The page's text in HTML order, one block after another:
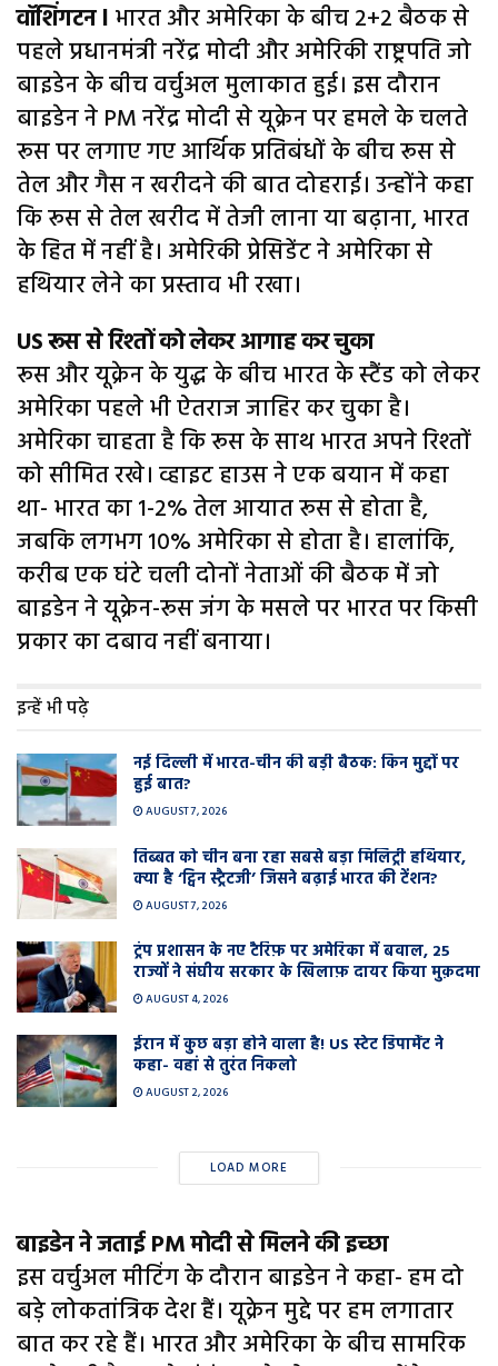
वॉशिंगटन l भारत और अमेरिका के बीच 2+2 बैठक से
पहले प्रधानमंत्री नरेंद्र मोदी और अमेरिकी राष्ट्रपति जो
बाइडेन के बीच वर्चुअल मुलाकात हुई। इस दौरान
बाइडेन ने PM नरेंद्र मोदी से यूक्रेन पर हमले के चलते
रूस पर लगाए गए आर्थिक प्रतिबंधों के बीच रूस से
तेल और गैस न खरीदने की बात दोहराई। उन्होंने कहा
कि रूस से तेल खरीद में तेजी लाना या बढ़ाना, भारत
के हित में नहीं है। अमेरिकी प्रेसिडेंट ने अमेरिका से
हथियार लेने का प्रस्ताव भी रखा।
US रूस से रिश्तों को लेकर आगाह कर चुका
रूस और यूक्रेन के युद्ध के बीच भारत के स्टैंड को लेकर
अमेरिका पहले भी ऐतराज जाहिर कर चुका है।
अमेरिका चाहता है कि रूस के साथ भारत अपने रिश्तों
को सीमित रखे। व्हाइट हाउस ने एक बयान में कहा
था- भारत का 1-2% तेल आयात रूस से होता है,
जबकि लगभग 10% अमेरिका से होता है। हालांकि,
करीब एक घंटे चली दोनों नेताओं की बैठक में जो
बाइडेन ने यूक्रेन-रूस जंग के मसले पर भारत पर किसी
प्रकार का दबाव नहीं बनाया।
इन्हें भी पढ़े
नई दिल्ली में भारत-चीन की बड़ी बैठक: किन मुद्दों पर
हुई बात?
AUGUST 7, 2026
तिब्बत को चीन बना रहा सबसे बड़ा मिलिट्री हथियार,
क्या है ‘ट्विन स्ट्रैटजी’ जिसने बढ़ाई भारत की टेंशन?
AUGUST 7, 2026
ट्रंप प्रशासन के नए टैरिफ़ पर अमेरिका में बवाल, 25
राज्यों ने संघीय सरकार के खिलाफ़ दायर किया मुक़दमा
AUGUST 4, 2026
ईरान में कुछ बड़ा होने वाला है! US स्टेट डिपार्मेंट ने
कहा- वहां से तुरंत निकलो
AUGUST 2, 2026
LOAD MORE
बाइडेन ने जताई PM मोदी से मिलने की इच्छा
इस वर्चुअल मीटिंग के दौरान बाइडेन ने कहा- हम दो
बड़े लोकतांत्रिक देश हैं। यूक्रेन मुद्दे पर हम लगातार
बात कर रहे हैं। भारत और अमेरिका के बीच सामरिक